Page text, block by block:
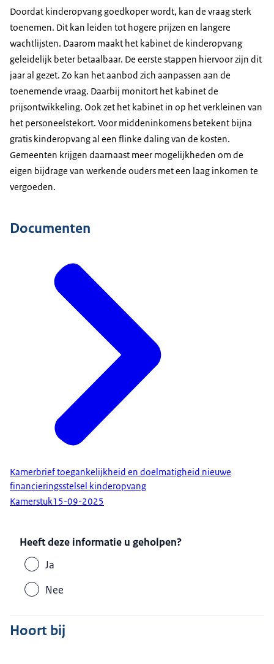
Doordat kinderopvang goedkoper wordt, kan de vraag sterk
toenemen. Dit kan leiden tot hogere prijzen en langere
wachtlijsten. Daarom maakt het kabinet de kinderopvang
geleidelijk beter betaalbaar. De eerste stappen hiervoor zijn dit
jaar al gezet. Zo kan het aanbod zich aanpassen aan de
toenemende vraag. Daarbij monitort het kabinet de
prijsontwikkeling. Ook zet het kabinet in op het verkleinen van
het personeelstekort. Voor middeninkomens betekent bijna
gratis kinderopvang al een flinke daling van de kosten.
Gemeenten krijgen daarnaast meer mogelijkheden om de
eigen bijdrage van werkende ouders met een laag inkomen te
vergoeden.
Documenten
Kamerbrief toegankelijkheid en doelmatigheid nieuwe
financieringsstelsel kinderopvang
Kamerstuk15-09-2025
Heeft deze informatie u geholpen?
Ja
Nee
Hoort bij